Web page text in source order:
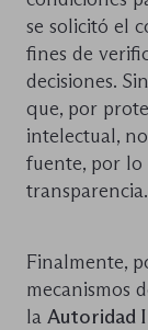
se solicitó el
fines de
decisiones.
que, por
intelectual,
fuente, por lo
transparencia.
Finalmente,
mecanismos
la Autoridad